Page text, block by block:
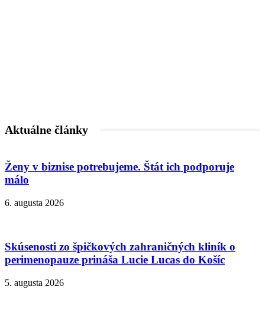
Aktuálne články
Ženy v biznise potrebujeme. Štát ich podporuje
málo
6. augusta 2026
Skúsenosti zo špičkových zahraničných kliník o
perimenopauze prináša Lucie Lucas do Košíc
5. augusta 2026